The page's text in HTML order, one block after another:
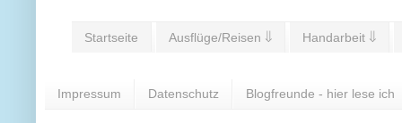
Startseite Ausflüge/Reisen ⇓ Handarbeit ⇓
Impressum Datenschutz Blogfreunde - hier lese ich